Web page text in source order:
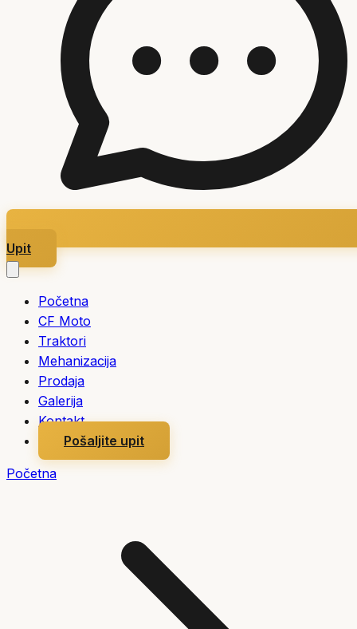
Upit
Početna
CF Moto
Traktori
Mehanizacija
Prodaja
Galerija
Kontakt
Pošaljite upit
Početna